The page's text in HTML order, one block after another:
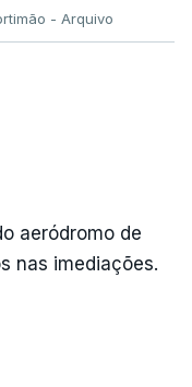
- Arquivo
aeródromo de
nas imediações.